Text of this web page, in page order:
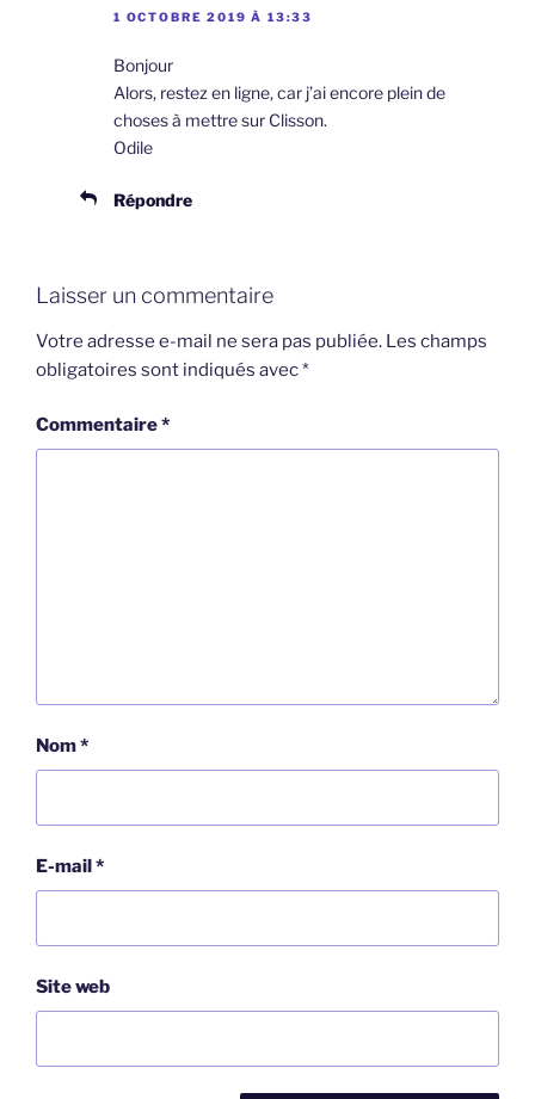
1 OCTOBRE 2019 À 13:33
Bonjour
Alors, restez en ligne, car j’ai encore plein de
choses à mettre sur Clisson.
Odile
Répondre
Laisser un commentaire
Votre adresse e-mail ne sera pas publiée. Les champs
obligatoires sont indiqués avec*
Commentaire*
Nom*
E-mail*
Site web